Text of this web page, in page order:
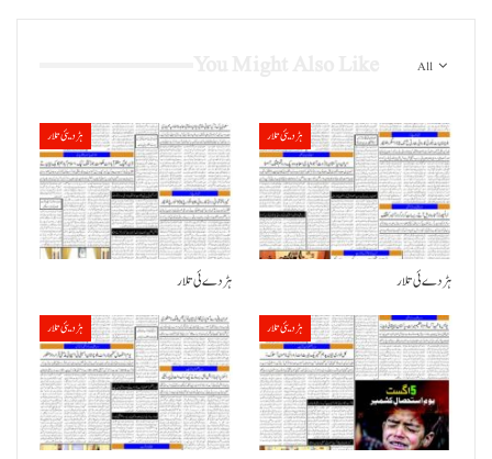
All
ہڑدیئی تلار
ہڑدے ئی تلار
ہڑدیئی تلار
ہڑدے ئی تلار
ہڑدیئی تلار ہڑدیئی تلار